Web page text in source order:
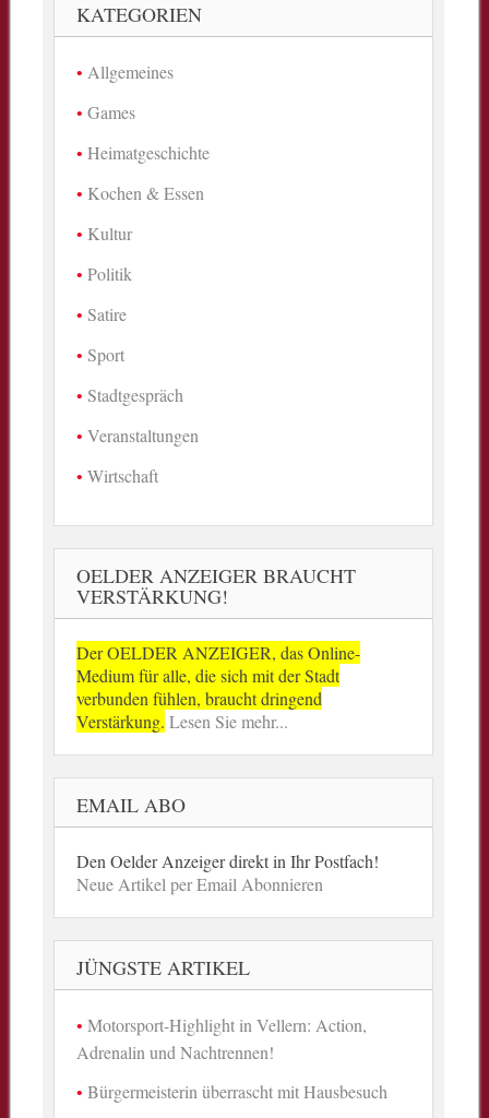
KATEGORIEN
Allgemeines
Games
Heimatgeschichte
Kochen & Essen
Kultur
Politik
Satire
Sport
Stadtgespräch
Veranstaltungen
Wirtschaft
OELDER ANZEIGER BRAUCHT
VERSTÄRKUNG!
Der OELDER ANZEIGER, das Online-
Medium für alle, die sich mit der Stadt
verbunden fühlen, braucht dringend
Verstärkung. Lesen Sie mehr...
EMAIL ABO
Den Oelder Anzeiger direkt in Ihr Postfach!
Neue Artikel per Email Abonnieren
JÜNGSTE ARTIKEL
Motorsport-Highlight in Vellern: Action,
Adrenalin und Nachtrennen!
Bürgermeisterin überrascht mit Hausbesuch